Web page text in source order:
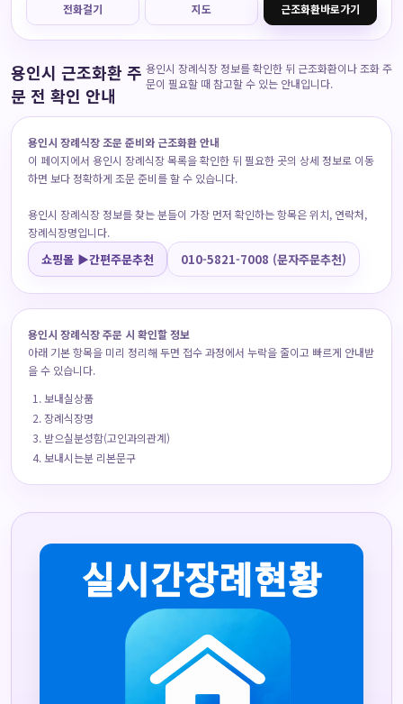
전화걸기 지도 근조화환바로가기
용인시 근조화환 주
문 전 확인 안내
용인시 장례식장 정보를 확인한 뒤 근조화환이나 조화 주
문이 필요할 때 참고할 수 있는 안내입니다.
용인시 장례식장 조문 준비와 근조화환 안내
이 페이지에서 용인시 장례식장 목록을 확인한 뒤 필요한 곳의 상세 정보로 이동
하면 보다 정확하게 조문 준비를 할 수 있습니다.
용인시 장례식장 정보를 찾는 분들이 가장 먼저 확인하는 항목은 위치, 연락처,
장례식장명입니다.
쇼핑몰 ▶간편주문추천 010-5821-7008 (문자주문추천)
용인시 장례식장 주문 시 확인할 정보
아래 기본 항목을 미리 정리해 두면 접수 과정에서 누락을 줄이고 빠르게 안내받
을 수 있습니다.
보내실상품
장례식장명
받으실분성함(고인과의관계)
보내시는분 리본문구